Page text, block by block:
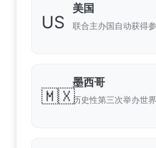
US
美国
联合主办国自动获得
🇲🇽
墨西哥
历史性第三次举办世